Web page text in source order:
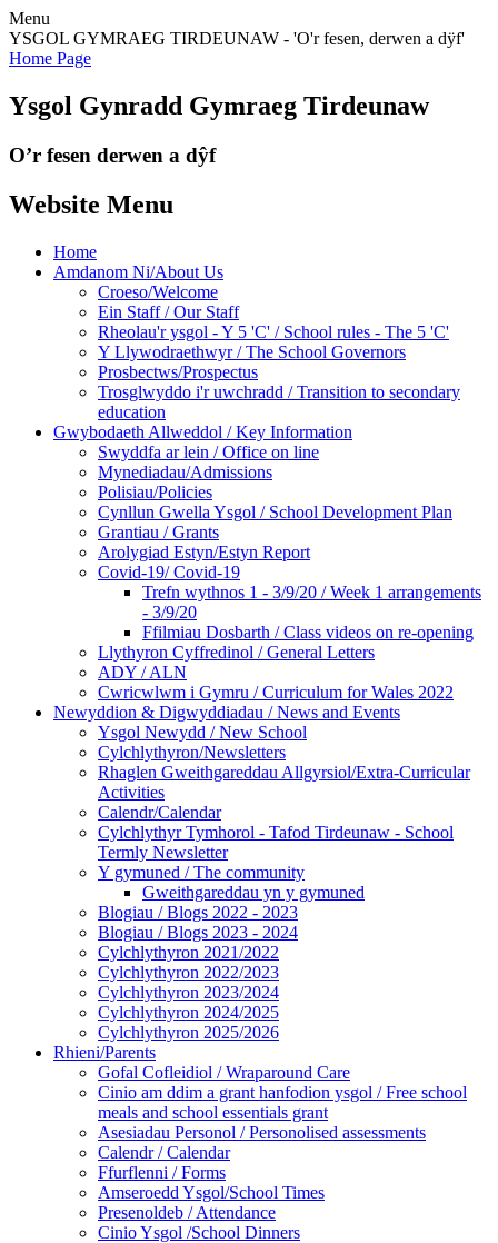
Menu
YSGOL GYMRAEG TIRDEUNAW - 'O'r fesen, derwen a dÿf'
Home Page
Ysgol Gynradd Gymraeg Tirdeunaw
O’r fesen derwen a dŷf
Website Menu
Home
Amdanom Ni/About Us
Croeso/Welcome
Ein Staff / Our Staff
Rheolau'r ysgol - Y 5 'C' / School rules - The 5 'C'
Y Llywodraethwyr / The School Governors
Prosbectws/Prospectus
Trosglwyddo i'r uwchradd / Transition to secondary
education
Gwybodaeth Allweddol / Key Information
Swyddfa ar lein / Office on line
Mynediadau/Admissions
Polisiau/Policies
Cynllun Gwella Ysgol / School Development Plan
Grantiau / Grants
Arolygiad Estyn/Estyn Report
Covid-19/ Covid-19
Trefn wythnos 1 - 3/9/20 / Week 1 arrangements
- 3/9/20
Ffilmiau Dosbarth / Class videos on re-opening
Llythyron Cyffredinol / General Letters
ADY / ALN
Cwricwlwm i Gymru / Curriculum for Wales 2022
Newyddion & Digwyddiadau / News and Events
Ysgol Newydd / New School
Cylchlythyron/Newsletters
Rhaglen Gweithgareddau Allgyrsiol/Extra-Curricular
Activities
Calendr/Calendar
Cylchlythyr Tymhorol - Tafod Tirdeunaw - School
Termly Newsletter
Y gymuned / The community
Gweithgareddau yn y gymuned
Blogiau / Blogs 2022 - 2023
Blogiau / Blogs 2023 - 2024
Cylchlythyron 2021/2022
Cylchlythyron 2022/2023
Cylchlythyron 2023/2024
Cylchlythyron 2024/2025
Cylchlythyron 2025/2026
Rhieni/Parents
Gofal Cofleidiol / Wraparound Care
Cinio am ddim a grant hanfodion ysgol / Free school
meals and school essentials grant
Asesiadau Personol / Personolised assessments
Calendr / Calendar
Ffurflenni / Forms
Amseroedd Ysgol/School Times
Presenoldeb / Attendance
Cinio Ysgol /School Dinners